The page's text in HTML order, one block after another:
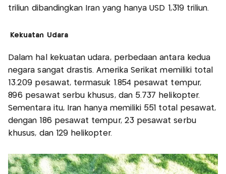
triliun dibandingkan Iran yang hanya USD 1,319 triliun.
Kekuatan Udara
Dalam hal kekuatan udara, perbedaan antara kedua
negara sangat drastis. Amerika Serikat memiliki total
13.209 pesawat, termasuk 1.854 pesawat tempur,
896 pesawat serbu khusus, dan 5.737 helikopter.
Sementara itu, Iran hanya memiliki 551 total pesawat,
dengan 186 pesawat tempur, 23 pesawat serbu
khusus, dan 129 helikopter.